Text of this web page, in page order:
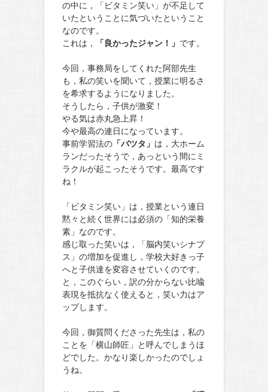
の中に，「ビタミン笑い」が不足して
いたということに気づいたということ
なのです。
これは，
「良かったジャン！」 です。
今回，事務局をしてくれた阿部先生
も，私の笑いを聞いて，授業に明るさ
を希求するようになりました。
そうしたら，子供が激変！
やる気は赤丸急上昇！
今や最高の連日になっています。
事前学習法の 「バツタ」 は，大ホーム
ランだったそうで，あっという間にミ
ラクルが起こったそうです。最高です
ね！
「ビタミン笑い」は，授業という連日
黙々と続く世界には必須の「知的栄養
素」なのです。
感じ取った笑いは，「脳内笑いシナプ
ス」の増加を促進し，学校大好きっ子
へと子供達を変容させていくのです。
と，このぐらい，訳の分からない比喩
表現を抵抗なく使えると，笑い力はア
ップします。
今回，御質問くださった先生は，私の
ことを「横山師匠」と呼んでしまうほ
どでした。かなり楽しかったのでしょ
うね。